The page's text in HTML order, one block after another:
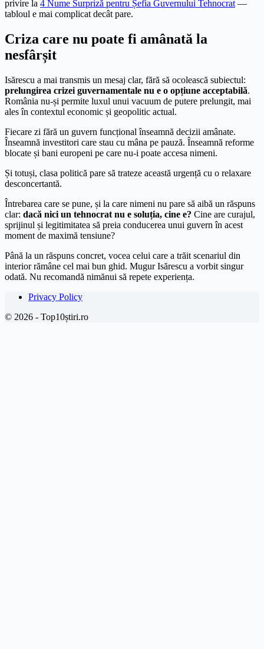
privire la 4 Nume Surpriză pentru Șefia Guvernului Tehnocrat—
tabloul e mai complicat decât pare.
Criza care nu poate fi amânată la
nesfârșit
Isărescu a mai transmis un mesaj clar, fără să ocolească subiectul:
prelungirea crizei guvernamentale nu e o opțiune acceptabilă.
România nu-și permite luxul unui vacuum de putere prelungit, mai
ales în contextul economic și geopolitic actual.
Fiecare zi fără un guvern funcțional înseamnă decizii amânate.
Înseamnă investitori care stau cu mâna pe pauză. Înseamnă reforme
blocate și bani europeni pe care nu-i poate accesa nimeni.
Și totuși, clasa politică pare să trateze această urgență cu o relaxare
desconcertantă.
Întrebarea care se pune, și la care nimeni nu pare să aibă un răspuns
clar: dacă nici un tehnocrat nu e soluția, cine e? Cine are curajul,
sprijinul și legitimitatea să preia conducerea unui guvern în acest
moment de maximă tensiune?
Până la un răspuns concret, vocea celui care a trăit scenariul din
interior rămâne cel mai bun ghid. Mugur Isărescu a vorbit singur
odată. Nu recomandă nimănui să repete experiența.
Privacy Policy
© 2026 - Top10știri.ro